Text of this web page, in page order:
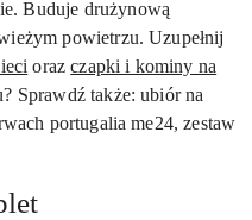
Buduje drużynową
powietrzu. Uzupełnij
oraz czapki i kominy na
Sprawdź także: ubiór na
portugalia me24, zestaw